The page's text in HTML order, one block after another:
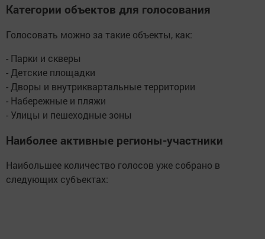
Категории объектов для голосования
Голосовать можно за такие объекты, как:
- Парки и скверы
- Детские площадки
- Дворы и внутриквартальные территории
- Набережные и пляжи
- Улицы и пешеходные зоны
Наиболее активные регионы-участники
Наибольшее количество голосов уже собрано в
следующих субъектах: